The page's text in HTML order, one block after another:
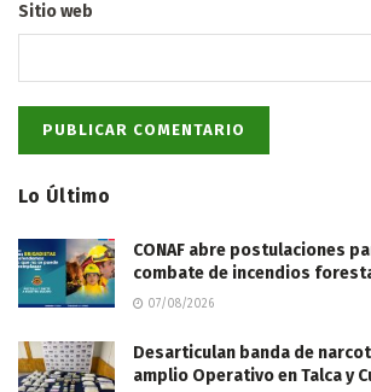
Sitio web
Lo Último
CONAF abre postulaciones
combate de incendios
07/08/2026
Desarticulan banda de
amplio Operativo en Talca y